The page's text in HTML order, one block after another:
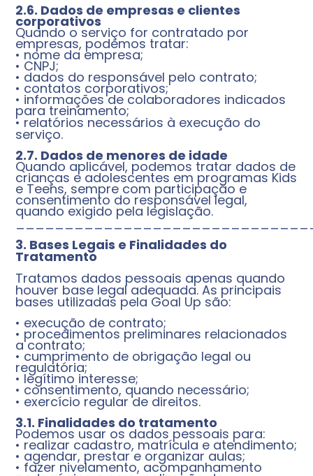
2.6. Dados de empresas e clientes
corporativos
Quando o serviço for contratado por
empresas, podemos tratar:
• nome da empresa;
• CNPJ;
• dados do responsável pelo contrato;
• contatos corporativos;
• informações de colaboradores indicados
para treinamento;
• relatórios necessários à execução do
serviço.
2.7. Dados de menores de idade
Quando aplicável, podemos tratar dados de
crianças e adolescentes em programas Kids
e Teens, sempre com participação e
consentimento do responsável legal,
quando exigido pela legislação.
3. Bases Legais e Finalidades do
Tratamento
Tratamos dados pessoais apenas quando
houver base legal adequada. As principais
bases utilizadas pela Goal Up são:
• execução de contrato;
• procedimentos preliminares relacionados
a contrato;
• cumprimento de obrigação legal ou
regulatória;
• legítimo interesse;
• consentimento, quando necessário;
• exercício regular de direitos.
3.1. Finalidades do tratamento
Podemos usar os dados pessoais para:
• realizar cadastro, matrícula e atendimento;
• agendar, prestar e organizar aulas;
• fazer nivelamento, acompanhamento